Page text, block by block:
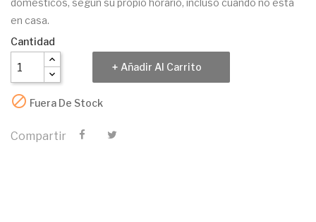
domésticos, según su propio horario, incluso cuando no está
en casa.
Cantidad
Añadir Al Carrito
 Fuera De Stock
Compartir